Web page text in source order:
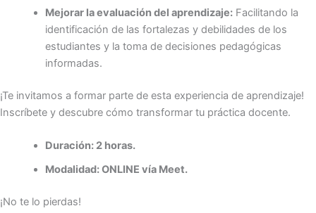
Mejorar la evaluación del aprendizaje:Facilitando la
identificación de las fortalezas y debilidades de los
estudiantes y la toma de decisiones pedagógicas
informadas.
¡Te invitamos a formar parte de esta experiencia de aprendizaje!
Inscríbete y descubre cómo transformar tu práctica docente.
Duración: 2 horas.
Modalidad: ONLINE vía Meet.
¡No te lo pierdas!